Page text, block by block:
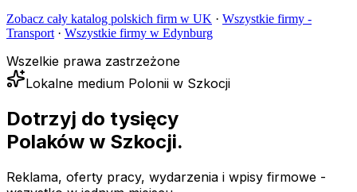
Zobacz cały katalog polskich firm w UK · Wszystkie firmy -
Transport · Wszystkie firmy w Edynburg
Wszelkie prawa zastrzeżone
Lokalne medium Polonii w Szkocji
Dotrzyj do tysięcy
Polaków w Szkocji.
Reklama, oferty pracy, wydarzenia i wpisy firmowe -